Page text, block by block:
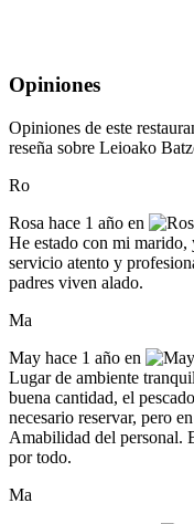
Opiniones
Opiniones de este
reseña sobre Leioako
Ro
Rosa hace 1 año en
He estado con mi marido,
servicio atento y
padres viven alado.
Ma
May hace 1 año en
Lugar de ambiente
buena cantidad, el
necesario reservar, pero
Amabilidad del personal.
por todo.
Ma